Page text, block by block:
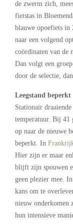
de zwerm zich,
fietstas in
blauwe opoefiets in
naar een volgend
coördinaten van de
Dan volgt een
door de selectie,
Leegstand beperkt
Stationair
temperatuur. Bij 41
op naar de nieuwe
beperkt. In
Hier zijn er maar
blijft zijn spouwen
geen plezier mee.
kans om te
nieuw onderkomen
hun intensieve